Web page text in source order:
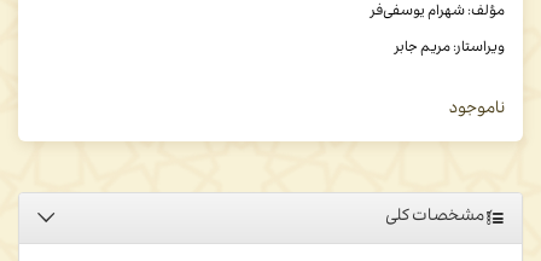
مؤلف: شهرام یوسفی‌فر
ویراستار: مریم جابر
ناموجود
مشخصات کلی